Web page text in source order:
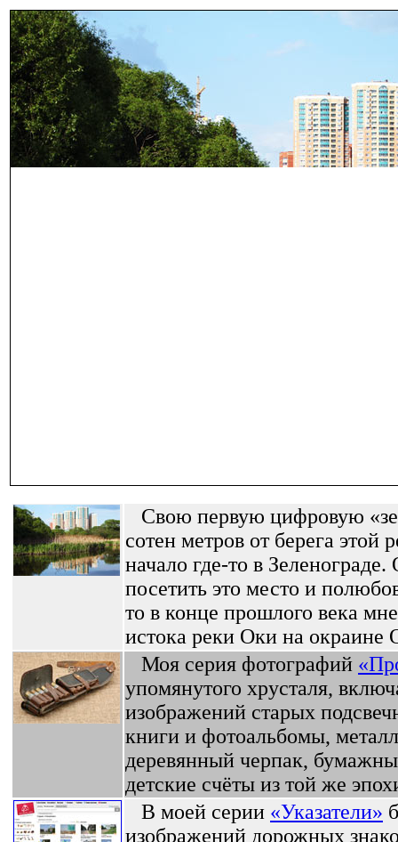
Свою первую цифровую
сотен метров от берега этой
начало где-то в
посетить это место и
то в конце прошлого века
истока реки Оки на окраине
Моя серия фотографий
упомянутого хрусталя,
изображений старых
книги и фотоальбомы,
деревянный черпак,
детские счёты из той же
В моей серии «Указатели»
изображений дорожных